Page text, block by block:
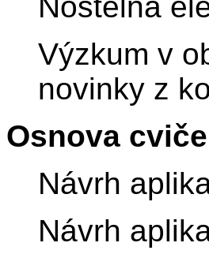
Nostelná
Výzkum v
novinky z
Osnova
Návrh
Návrh